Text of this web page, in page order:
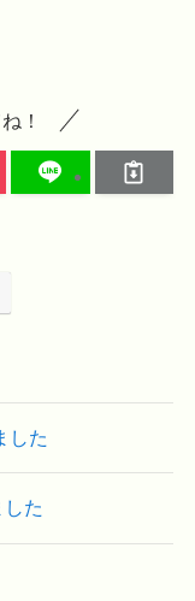
！
した
た